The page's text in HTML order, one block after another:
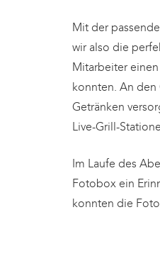
Mit der
wir also die
Mitarbeiter
konnten. An den
Getränken
Live-Grill-
Im Laufe des
Fotobox ein
konnten die